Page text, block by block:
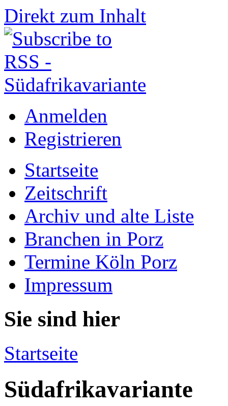
Direkt zum Inhalt
Anmelden
Registrieren
Startseite
Zeitschrift
Archiv und alte Liste
Branchen in Porz
Termine Köln Porz
Impressum
Sie sind hier
Startseite
Südafrikavariante